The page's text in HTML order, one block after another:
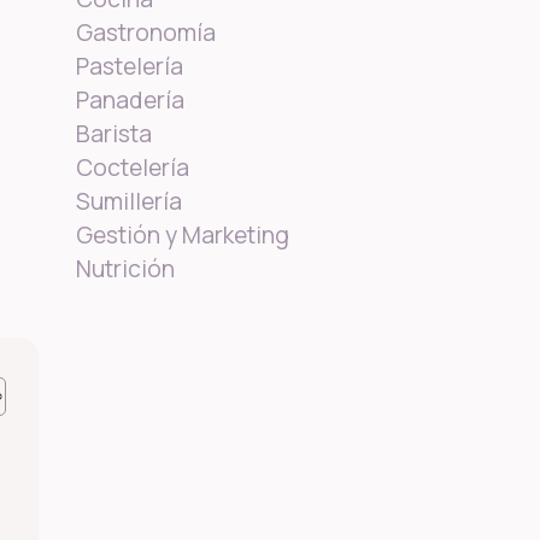
Gastronomía
Pastelería
Panadería
Barista
Coctelería
Sumillería
Gestión y Marketing
Nutrición